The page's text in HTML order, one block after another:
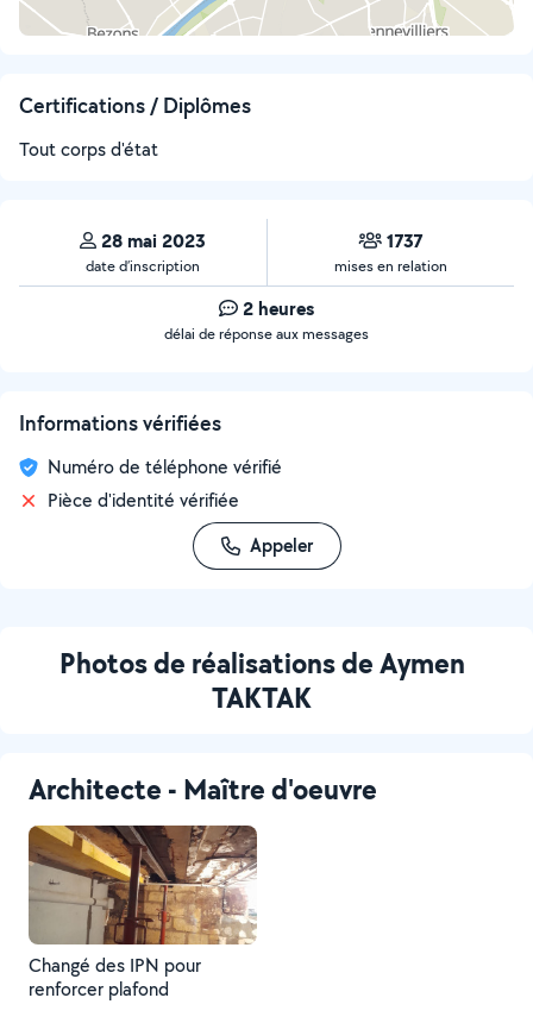
Certifications / Diplômes
Tout corps d'état
28 mai 2023
date d’inscription
1737
mises en relation
2 heures
délai de réponse aux messages
Informations vérifiées
Numéro de téléphone vérifié
Pièce d'identité vérifiée
Appeler
Photos de réalisations de Aymen
TAKTAK
Architecte - Maître d'oeuvre
Changé des IPN pour
renforcer plafond